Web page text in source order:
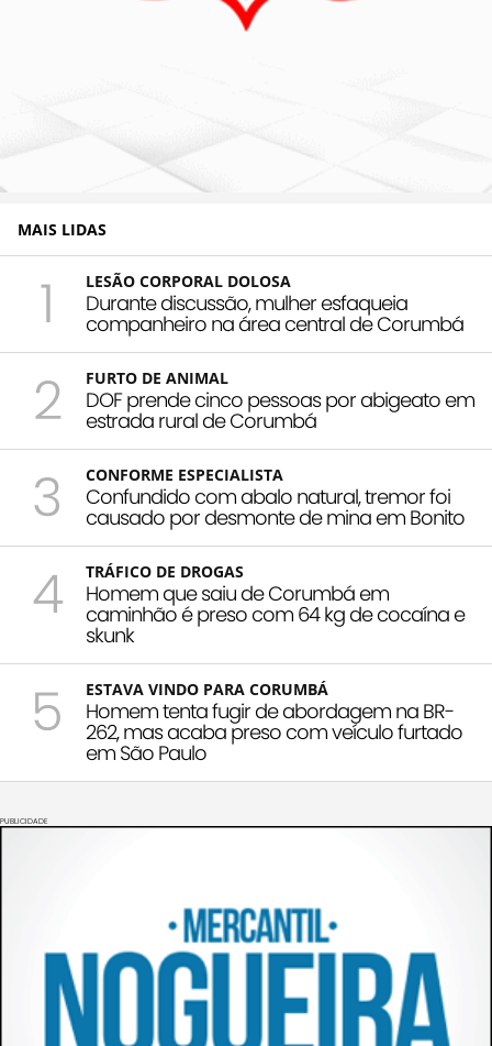
MAIS LIDAS
1 LESÃO CORPORAL DOLOSA
Durante discussão, mulher esfaqueia
companheiro na área central de Corumbá
2 FURTO DE ANIMAL
DOF prende cinco pessoas por abigeato em
estrada rural de Corumbá
3 CONFORME ESPECIALISTA
Confundido com abalo natural, tremor foi
causado por desmonte de mina em Bonito
4 TRÁFICO DE DROGAS
Homem que saiu de Corumbá em
caminhão é preso com 64 kg de cocaína e
skunk
5 ESTAVA VINDO PARA CORUMBÁ
Homem tenta fugir de abordagem na BR-
262, mas acaba preso com veículo furtado
em São Paulo
PUBLICIDADE